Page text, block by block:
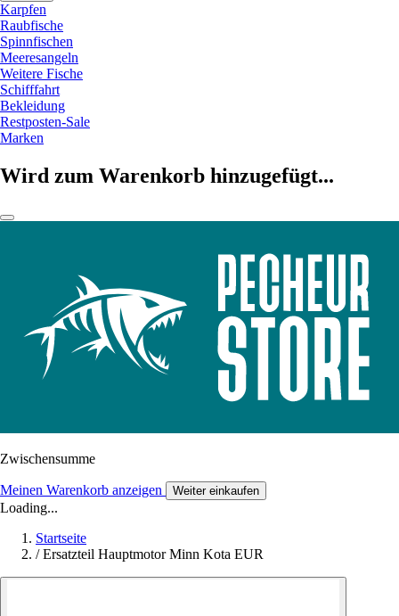
Karpfen
Raubfische
Spinnfischen
Meeresangeln
Weitere Fische
Schifffahrt
Bekleidung
Restposten-Sale
Marken
Wird zum Warenkorb hinzugefügt...
Zwischensumme
Meinen Warenkorb anzeigen Weiter einkaufen
Loading...
Startseite
/ Ersatzteil Hauptmotor Minn Kota EUR